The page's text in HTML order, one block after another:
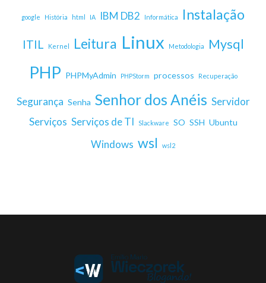
google História html IA IBM DB2 Informática Instalação
ITIL Kernel Leitura Linux Metodologia Mysql
PHP PHPMyAdmin PHPStorm processos Recuperação
Segurança Senha Senhor dos Anéis Servidor
Serviços Serviços de TI Slackware SO SSH Ubuntu
Windows wsl wsl2